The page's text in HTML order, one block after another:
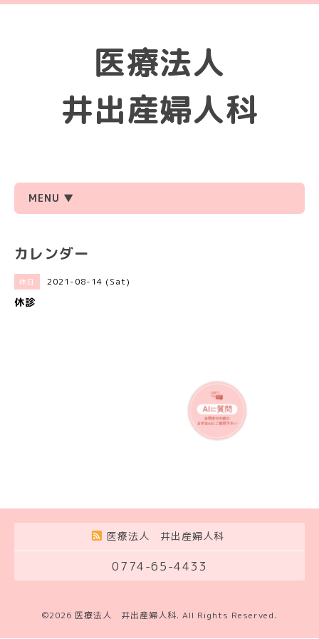
医療法人
井出産婦人科
MENU ▼
カレンダー
休日 2021-08-14 (Sat)
休診
医療法人 井出産婦人科
0774-65-4433
©2026 医療法人 井出産婦人科. All Rights Reserved.